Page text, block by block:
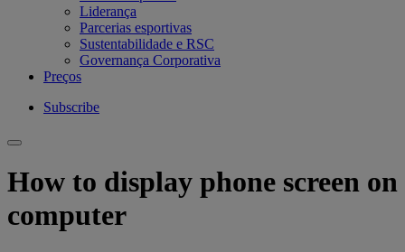
Liderança
Parcerias esportivas
Sustentabilidade e RSC
Governança Corporativa
Preços
Subscribe
How to display phone screen on
computer